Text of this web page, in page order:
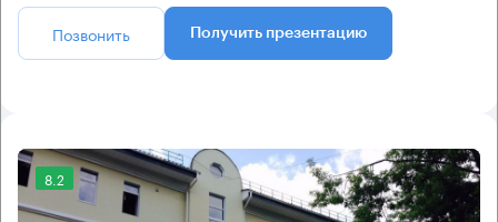
Позвонить Получить презентацию
8.2